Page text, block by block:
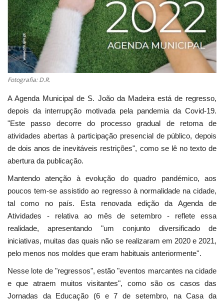
Fotografia: D.R.
A Agenda Municipal de S. João da Madeira está de regresso,
depois da interrupção motivada pela pandemia da Covid-19.
"Este passo decorre do processo gradual de retoma de
atividades abertas à participação presencial de público, depois
de dois anos de inevitáveis restrições", como se lê no texto de
abertura da publicação.
Mantendo atenção à evolução do quadro pandémico, aos
poucos tem-se assistido ao regresso à normalidade na cidade,
tal como no país. Esta renovada edição da Agenda de
Atividades - relativa ao mês de setembro - reflete essa
realidade, apresentando "um conjunto diversificado de
iniciativas, muitas das quais não se realizaram em 2020 e 2021,
pelo menos nos moldes que eram habituais anteriormente''.
Nesse lote de "regressos", estão "eventos marcantes na cidade
e que atraem muitos visitantes", como são os casos das
Jornadas da Educação (6 e 7 de setembro, na Casa da